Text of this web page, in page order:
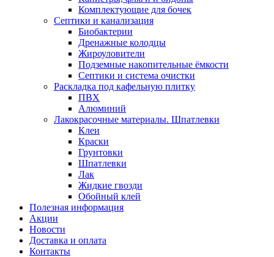
Комплектующие для бочек
Септики и канализация
Биобактерии
Дренажные колодцы
Жироуловители
Подземные накопительные ёмкости
Септики и система очистки
Раскладка под кафельную плитку
ПВХ
Алюминий
Лакокрасочные материалы. Шпатлевки
Клеи
Краски
Грунтовки
Шпатлевки
Лак
Жидкие гвозди
Обойный клей
Полезная информация
Акции
Новости
Доставка и оплата
Контакты